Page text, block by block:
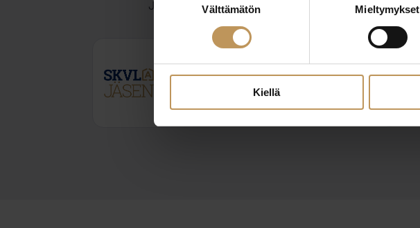
valinta
Välttämätön Mieltymykset
Kiellä
Jätä yhteystietosi, niin otan yhteyttä
heikki.tuomisto@kiinteistokolmio.fi